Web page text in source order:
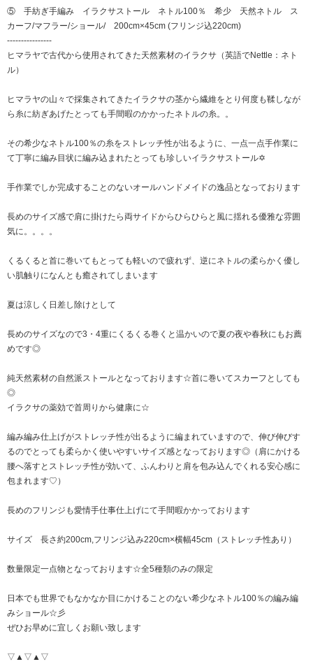
⑤ 手紡ぎ手編み イラクサストール ネトル100％ 希少 天然ネトル ス
カーフ/マフラー/ショール/ 200cm×45cm (フリンジ込220cm)
----------------
ヒマラヤで古代から使用されてきた天然素材のイラクサ（英語でNettle：ネト
ル）
ヒマラヤの山々で採集されてきたイラクサの茎から繊維をとり何度も鞣しなが
ら糸に紡ぎあげたとっても手間暇のかかったネトルの糸。。
その希少なネトル100％の糸をストレッチ性が出るように、一点一点手作業に
て丁寧に編み目状に編み込まれたとっても珍しいイラクサストール✡
手作業でしか完成することのないオールハンドメイドの逸品となっております
長めのサイズ感で肩に掛けたら両サイドからひらひらと風に揺れる優雅な雰囲
気に。。。。
くるくると首に巻いてもとっても軽いので疲れず、逆にネトルの柔らかく優し
い肌触りになんとも癒されてしまいます
夏は涼しく日差し除けとして
長めのサイズなので3・4重にくるくる巻くと温かいので夏の夜や春秋にもお薦
めです◎
純天然素材の自然派ストールとなっております☆首に巻いてスカーフとしても
◎
イラクサの薬効で首周りから健康に☆
編み編み仕上げがストレッチ性が出るように編まれていますので、伸び伸びす
るのでとっても柔らかく使いやすいサイズ感となっております◎（肩にかける
腰へ落すとストレッチ性が効いて、ふんわりと肩を包み込んでくれる安心感に
包まれます♡）
長めのフリンジも愛情手仕事仕上げにて手間暇かかっております
サイズ 長さ約200cm,フリンジ込み220cm×横幅45cm（ストレッチ性あり）
数量限定一点物となっております☆全5種類のみの限定
日本でも世界でもなかなか目にかけることのない希少なネトル100％の編み編
みショール☆彡
ぜひお早めに宜しくお願い致します
▽▲▽▲▽